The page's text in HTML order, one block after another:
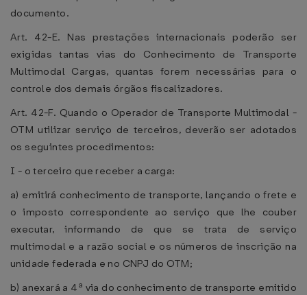
documento.
Art. 42-E. Nas prestações internacionais poderão ser
exigidas tantas vias do Conhecimento de Transporte
Multimodal Cargas, quantas forem necessárias para o
controle dos demais órgãos fiscalizadores.
Art. 42-F. Quando o Operador de Transporte Multimodal -
OTM utilizar serviço de terceiros, deverão ser adotados
os seguintes procedimentos:
I - o terceiro que receber a carga:
a) emitirá conhecimento de transporte, lançando o frete e
o imposto correspondente ao serviço que lhe couber
executar, informando de que se trata de serviço
multimodal e a razão social e os números de inscrição na
unidade federada e no CNPJ do OTM;
b) anexará a 4ª via do conhecimento de transporte emitido